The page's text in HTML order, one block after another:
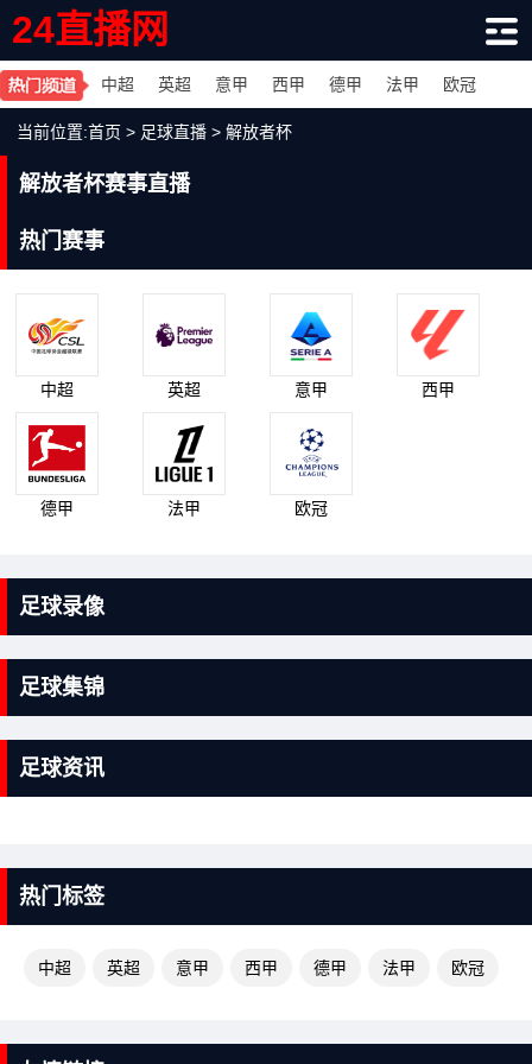
24直播网
中超 英超 意甲 西甲 德甲 法甲 欧冠
当前位置:首页 > 足球直播 > 解放者杯
解放者杯赛事直播
热门赛事
中超 英超 意甲 西甲
德甲 法甲 欧冠
足球录像
足球集锦
足球资讯
热门标签
中超 英超 意甲 西甲 德甲 法甲 欧冠